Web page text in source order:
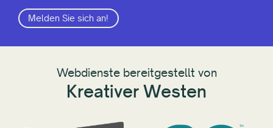
Melden Sie sich an!
Webdienste bereitgestellt von
Kreativer Westen